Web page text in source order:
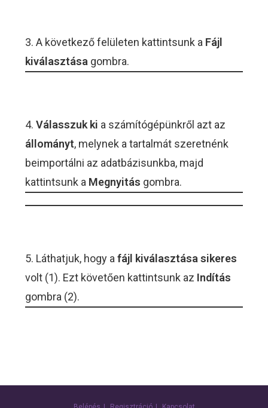
3. A következő felületen kattintsunk a Fájl
kiválasztása gombra.
4.Válasszuk ki a számítógépünkről azt az
állományt, melynek a tartalmát szeretnénk
beimportálni az adatbázisunkba, majd
kattintsunk a Megnyitás gombra.
5. Láthatjuk, hogy afájl kiválasztása sikeres
volt (1). Ezt követően kattintsunk az Indítás
gombra (2).